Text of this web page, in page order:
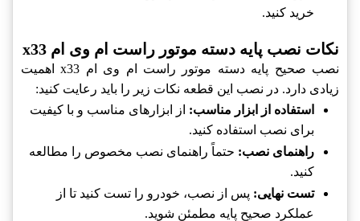
خرید کنید.
نکات نصب پایه دسته موتور راست ام وی ام x33
نصب صحیح پایه دسته موتور راست ام وی ام x33 اهمیت
زیادی دارد. در نصب این قطعه نکات زیر را باید رعایت کنید:
استفاده از ابزار مناسب: از ابزارهای مناسب و با کیفیت
برای نصب استفاده کنید.
راهنمای نصب: حتماً راهنمای نصب مخصوص را مطالعه
کنید.
تست نهایی: پس از نصب، خودرو را تست کنید تا از
عملکرد صحیح پایه مطمئن شوید.